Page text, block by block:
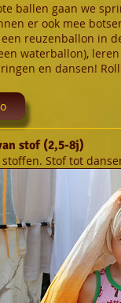
ballen gaan we
er ook mee
reuzenballon in
waterballon), leren
en dansen!
stof (2,5-8j)
Stof tot